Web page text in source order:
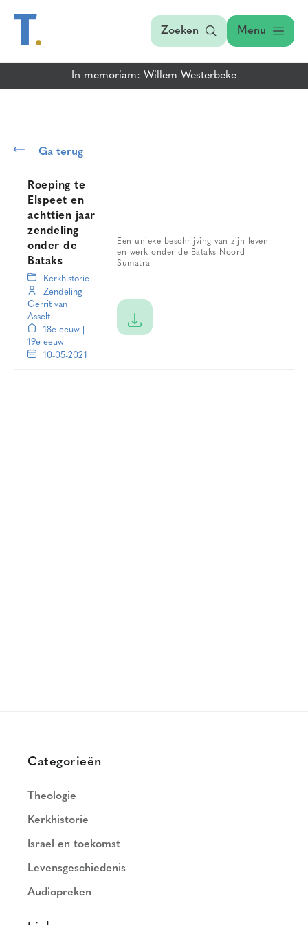
Zoeken Menu
In memoriam: Willem Westerbeke
Ga terug
Roeping te
Elspeet en
achttien jaar
zendeling
onder de
Bataks
Een unieke beschrijving van zijn leven
en werk onder de Bataks Noord
Sumatra
Kerkhistorie
Zendeling
Gerrit van
Asselt
18e eeuw |
19e eeuw
10-05-2021
Categorieën
Theologie
Kerkhistorie
Israel en toekomst
Levensgeschiedenis
Audiopreken